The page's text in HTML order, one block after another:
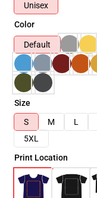
Unisex
Color
Default
Size
S
M L
5XL
Print Location